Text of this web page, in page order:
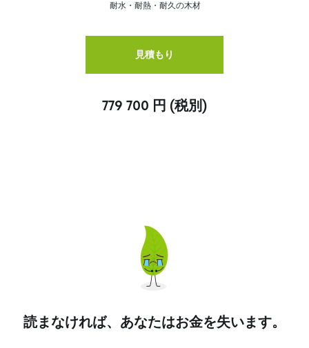
耐水・耐熱・耐久の木材
779 700 円 (税別)
見積もり
読まなければ、あなたはお金を失います。